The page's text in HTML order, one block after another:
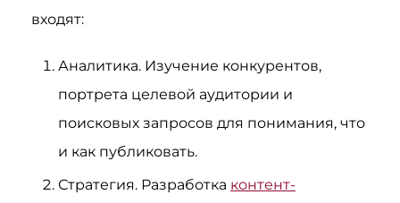
входят:
Аналитика. Изучение конкурентов,
портрета целевой аудитории и
поисковых запросов для понимания, что
и как публиковать.
Стратегия. Разработка контент-